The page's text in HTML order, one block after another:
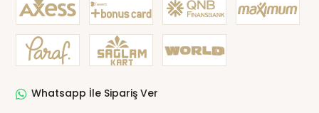
Whatsapp İle Sipariş Ver